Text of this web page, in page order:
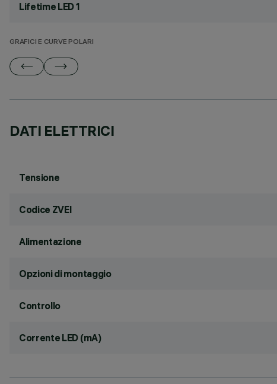
Lifetime LED 1
GRAFICI E CURVE POLARI
DATI ELETTRICI
Tensione
Codice ZVEI
Alimentazione
Opzioni di montaggio
Controllo
Corrente LED (mA)